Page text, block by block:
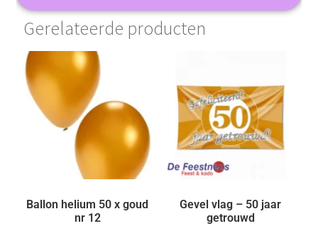
Gerelateerde producten
Ballon helium 50 x goud
nr 12
Gevel vlag – 50 jaar
getrouwd